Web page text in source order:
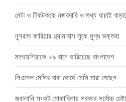
মেটা ও টিকটককে নজরদারি ও তথ্য যাচাই
নুসরাত ফারিয়ার গ্ল্যামারাস লুকে মুগ্ধ ভক্তরা
মালয়েশিয়াকে ৮৯ রানে হারিয়েছে বাংলাদেশ
লিওনেল মেসির বাবা হোর্হে মেসি মারা গেছেন
জ্বালানি সংকট মোকাবিলায় সরকার সর্বোচ্চ